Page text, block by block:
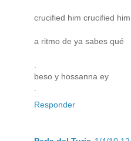
crucified him crucified him
a ritmo de ya sabes qué
beso y hossanna ey
Responder